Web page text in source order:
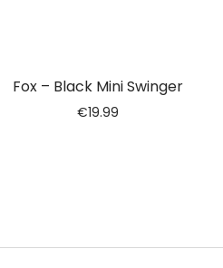
Fox – Black Mini Swinger
€19.99